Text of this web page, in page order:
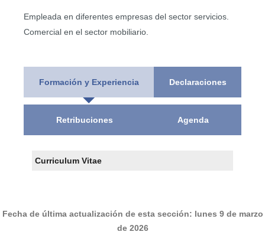
Empleada en diferentes empresas del sector servicios.
Comercial en el sector mobiliario.
Formación y Experiencia Declaraciones
Retribuciones Agenda
Curriculum Vitae
Fecha de última actualización de esta sección: lunes 9 de marzo
de 2026